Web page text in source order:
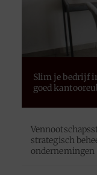
Slim je bedrijf
goed
strategisch
ondernemingen